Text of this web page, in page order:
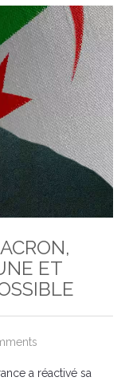
ET
a réactivé sa